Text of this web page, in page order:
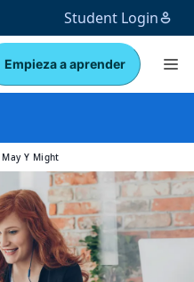
Student Login
Empieza a aprender
Y Might